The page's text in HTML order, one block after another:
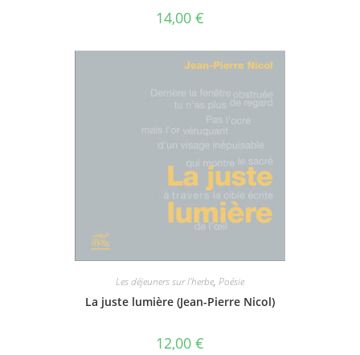
14,00 €
Les déjeuners sur l'herbe, Poésie
La juste lumière (Jean-Pierre Nicol)
12,00 €